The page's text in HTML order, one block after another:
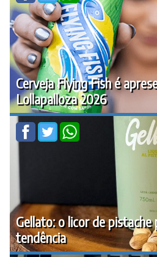
Cerveja Flying Fish é
Lollapalloza 2026
Gellato: o licor de
tendência